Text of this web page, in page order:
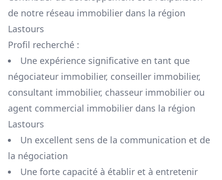
de notre réseau immobilier dans la région
Lastours
Profil recherché :
Une expérience significative en tant que
négociateur immobilier, conseiller immobilier,
consultant immobilier, chasseur immobilier ou
agent commercial immobilier dans la région
Lastours
Un excellent sens de la communication et de
la négociation
Une forte capacité à établir et à entretenir